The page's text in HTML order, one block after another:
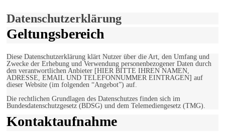
Datenschutzerklärung
Geltungsbereich
Diese Datenschutzerklärung klärt Nutzer über die Art, den Umfang und
Zwecke der Erhebung und Verwendung personenbezogener Daten durch
den verantwortlichen Anbieter [HIER BITTE IHREN NAMEN,
ADRESSE, EMAIL UND TELEFONNUMMER EINTRAGEN] auf
dieser Website (im folgenden “Angebot”) auf.
Die rechtlichen Grundlagen des Datenschutzes finden sich im
Bundesdatenschutzgesetz (BDSG) und dem Telemediengesetz (TMG).
Kontaktaufnahme